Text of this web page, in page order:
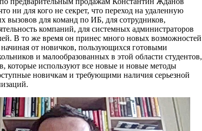
ни для кого не секрет, что переход на удаленную
вызовов для команд по ИБ, для сотрудников,
компаний, для системных администраторов
В то же время он принес много новых возможностей
от новичков, пользующихся готовыми
и малообразованных в этой области студентов,
которые используют все новые и новые методы
новичкам и требующими наличия серьезной